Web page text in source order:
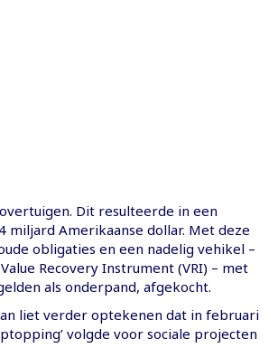
Dit resulteerde in een
miljard Amerikaanse dollar. Met deze
obligaties en een nadelig vehikel –
Recovery Instrument (VRI) – met
als onderpand, afgekocht.
liet verder optekenen dat in februari
volgde voor sociale projecten